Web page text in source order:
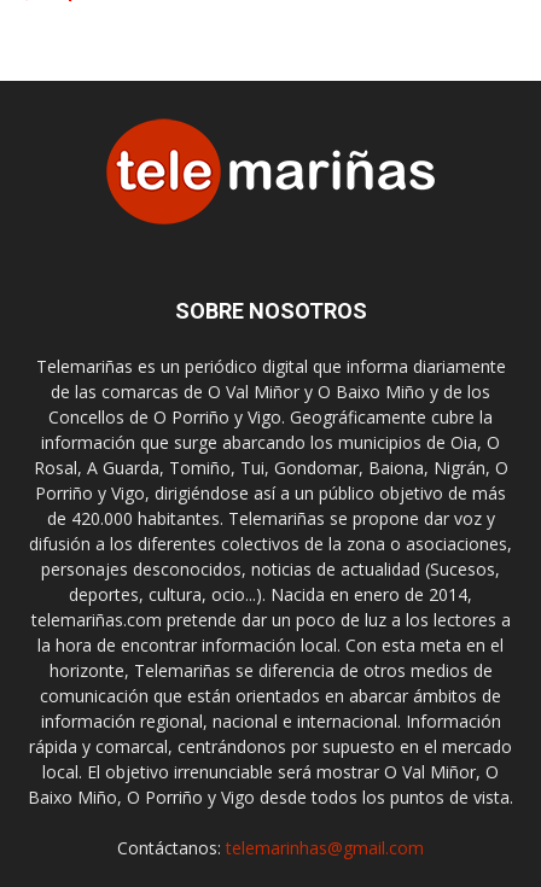
SOBRE NOSOTROS
Telemariñas es un periódico digital que informa diariamente
de las comarcas de O Val Miñor y O Baixo Miño y de los
Concellos de O Porriño y Vigo. Geográficamente cubre la
información que surge abarcando los municipios de Oia, O
Rosal, A Guarda, Tomiño, Tui, Gondomar, Baiona, Nigrán, O
Porriño y Vigo, dirigiéndose así a un público objetivo de más
de 420.000 habitantes. Telemariñas se propone dar voz y
difusión a los diferentes colectivos de la zona o asociaciones,
personajes desconocidos, noticias de actualidad (Sucesos,
deportes, cultura, ocio...). Nacida en enero de 2014,
telemariñas.com pretende dar un poco de luz a los lectores a
la hora de encontrar información local. Con esta meta en el
horizonte, Telemariñas se diferencia de otros medios de
comunicación que están orientados en abarcar ámbitos de
información regional, nacional e internacional. Información
rápida y comarcal, centrándonos por supuesto en el mercado
local. El objetivo irrenunciable será mostrar O Val Miñor, O
Baixo Miño, O Porriño y Vigo desde todos los puntos de vista.
Contáctanos:telemarinhas@gmail.com